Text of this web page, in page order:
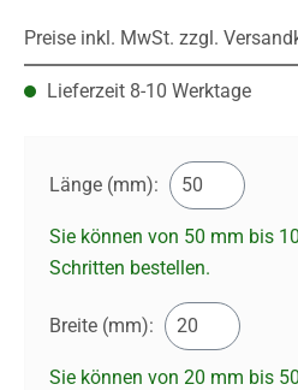
Preise inkl. MwSt. zzgl.
Lieferzeit 8-10 Werktage
Länge (mm):
Sie können von 50 mm bis
Schritten bestellen.
Breite (mm):
Sie können von 20 mm bis